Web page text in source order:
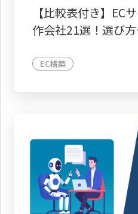
【比較表付き】EC
作会社21選！選び
EC構築